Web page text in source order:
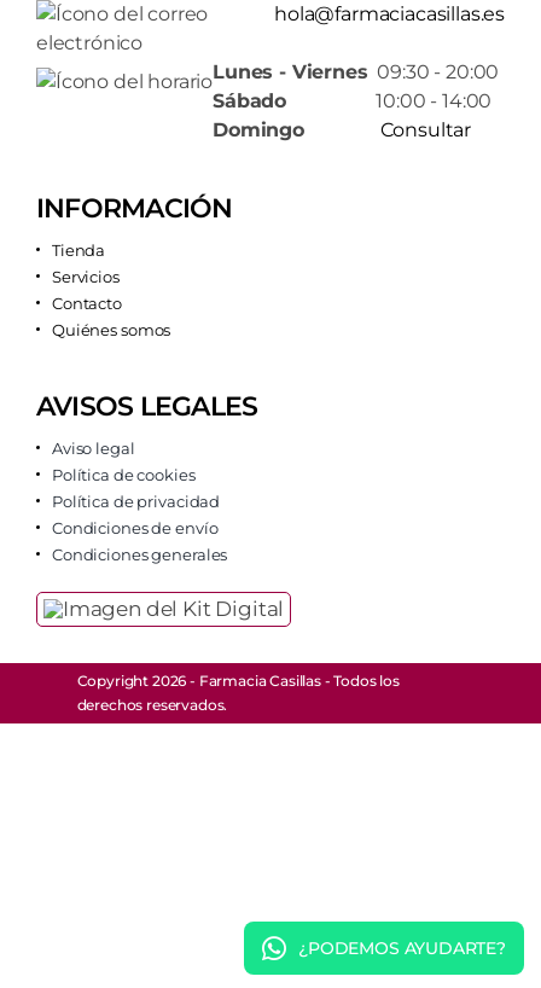
hola@farmaciacasillas.es
Lunes - Viernes 09:30 - 20:00
Sábado 10:00 - 14:00
Domingo
Consultar
INFORMACIÓN
Tienda
Servicios
Contacto
Quiénes somos
AVISOS LEGALES
Aviso legal
Política de cookies
Política de privacidad
Condiciones de envío
Condiciones generales
Copyright 2026 - Farmacia Casillas - Todos los
derechos reservados.
¿PODEMOS AYUDARTE?